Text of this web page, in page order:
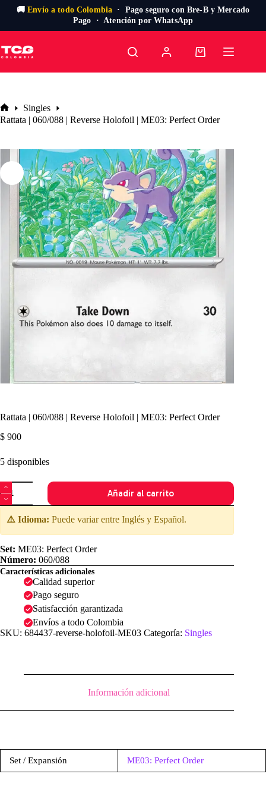
🚚Envío a todo Colombia · Pago seguro con Bre-B y Mercado
Pago · Atención por WhatsApp
al
contenido
Carro
Inicio
Singles
Rattata | 060/088 | Reverse Holofoil | ME03: Perfect Order
Rattata | 060/088 | Reverse Holofoil | ME03: Perfect Order
$ 900
5 disponibles
Rattata
|
060/088
Holofoil
|
ME03:
Perfect
Order
cantidad
Añadir al carrito
⚠️ Idioma: Puede variar entre Inglés y Español.
Set: ME03: Perfect Order
Número: 060/088
Características adicionales
Calidad superior
Pago seguro
Satisfacción garantizada
Envíos a todo Colombia
SKU: 684437-reverse-holofoil-ME03 Categoría: Singles
Información adicional
Set / Expansión ME03: Perfect Order